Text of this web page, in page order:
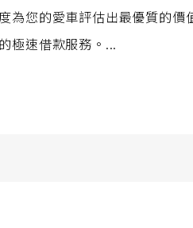
為您的愛車評估出最優質的價
極速借款服務。...